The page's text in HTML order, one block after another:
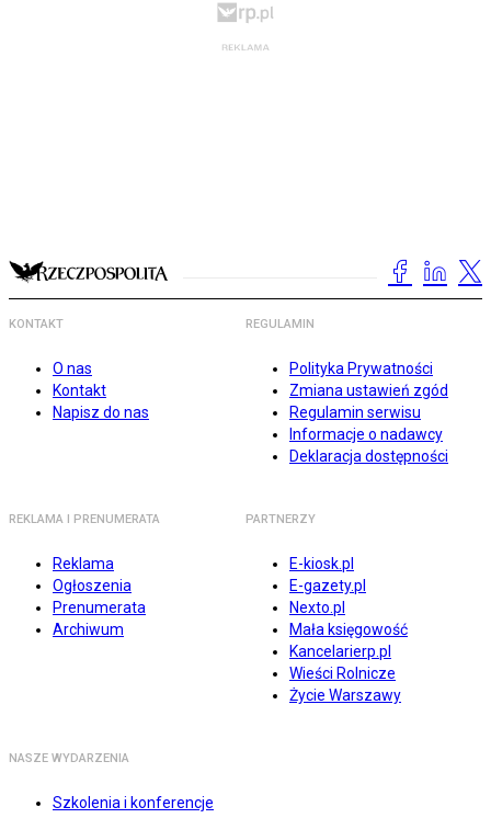
KONTAKT
O nas
Kontakt
Napisz do nas
REGULAMIN
Polityka Prywatności
Zmiana ustawień zgód
Regulamin serwisu
Informacje o nadawcy
Deklaracja dostępności
REKLAMA I PRENUMERATA
Reklama
Ogłoszenia
Prenumerata
Archiwum
PARTNERZY
E-kiosk.pl
E-gazety.pl
Nexto.pl
Mała księgowość
Kancelarierp.pl
Wieści Rolnicze
Życie Warszawy
NASZE WYDARZENIA
Szkolenia i konferencje